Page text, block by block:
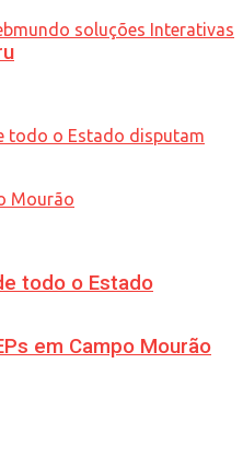
todo o Estado
em Campo Mourão
soluções Interativas